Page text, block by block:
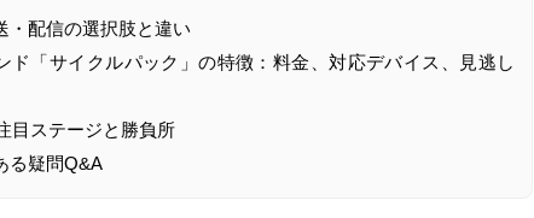
・配信の選択肢と違い
ド「サイクルパック」の特徴：料金、対応デバイス、見逃し
目ステージと勝負所
る疑問Q&A